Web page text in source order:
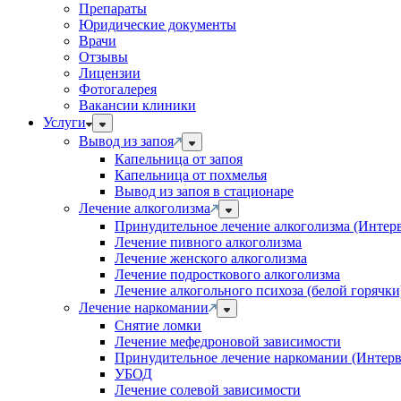
Препараты
Юридические документы
Врачи
Отзывы
Лицензии
Фотогалерея
Вакансии клиники
Услуги
Вывод из запоя
Капельница от запоя
Капельница от похмелья
Вывод из запоя в стационаре
Лечение алкоголизма
Принудительное лечение алкоголизма
Лечение пивного алкоголизма
Лечение женского алкоголизма
Лечение подросткового алкоголизма
Лечение алкогольного психоза (белой
Лечение наркомании
Снятие ломки
Лечение мефедроновой зависимости
Принудительное лечение наркомании
УБОД
Лечение солевой зависимости